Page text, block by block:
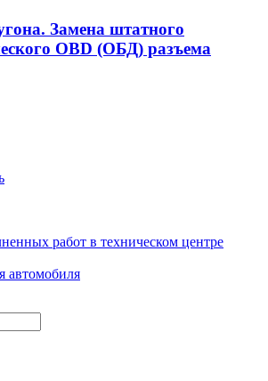
Замена штатного
OBD (ОБД) разъема
работ в техническом центре
автомобиля